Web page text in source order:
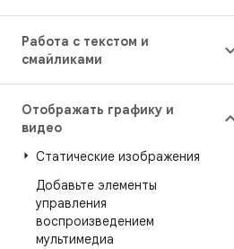
Работа с текстом и
смайликами
Отображать графику и
видео
Статические изображения
Добавьте элементы
управления
воспроизведением
мультимедиа